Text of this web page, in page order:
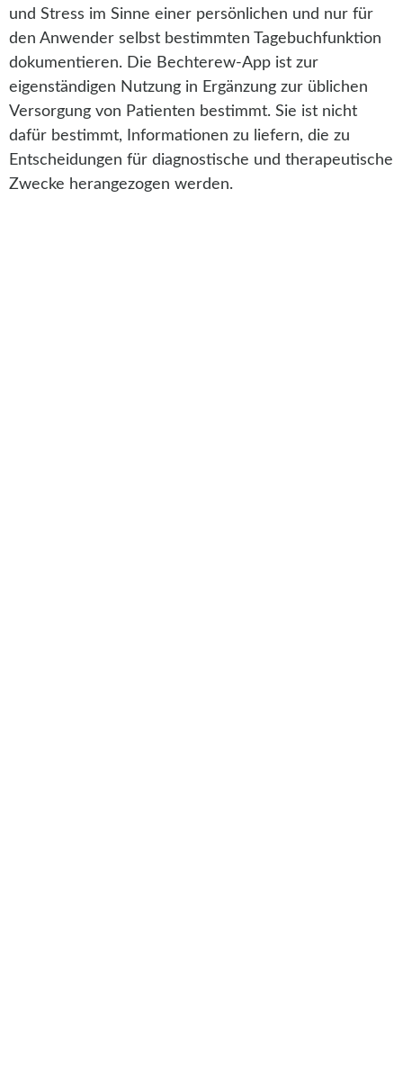
und Stress im Sinne einer persönlichen und nur für
den Anwender selbst bestimmten Tagebuchfunktion
dokumentieren. Die Bechterew-App ist zur
eigenständigen Nutzung in Ergänzung zur üblichen
Versorgung von Patienten bestimmt. Sie ist nicht
dafür bestimmt, Informationen zu liefern, die zu
Entscheidungen für diagnostische und therapeutische
Zwecke herangezogen werden.